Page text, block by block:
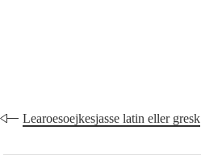
Learoesoejkesjasse latin eller gresk